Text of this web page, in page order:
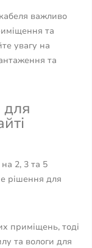
важливо
та
увагу на
та
для
2, 3 та 5
рішення для
приміщень, тоді
та вологи для